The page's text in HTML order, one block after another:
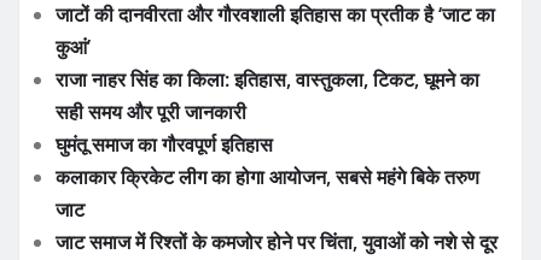
जाटों की दानवीरता और गौरवशाली इतिहास का प्रतीक है ‘जाट का
कुआं’
राजा नाहर सिंह का किला: इतिहास, वास्तुकला, टिकट, घूमने का
सही समय और पूरी जानकारी
घुमंतू समाज का गौरवपूर्ण इतिहास
कलाकार क्रिकेट लीग का होगा आयोजन, सबसे महंगे बिके तरुण
जाट
जाट समाज में रिश्तों के कमजोर होने पर चिंता, युवाओं को नशे से दूर